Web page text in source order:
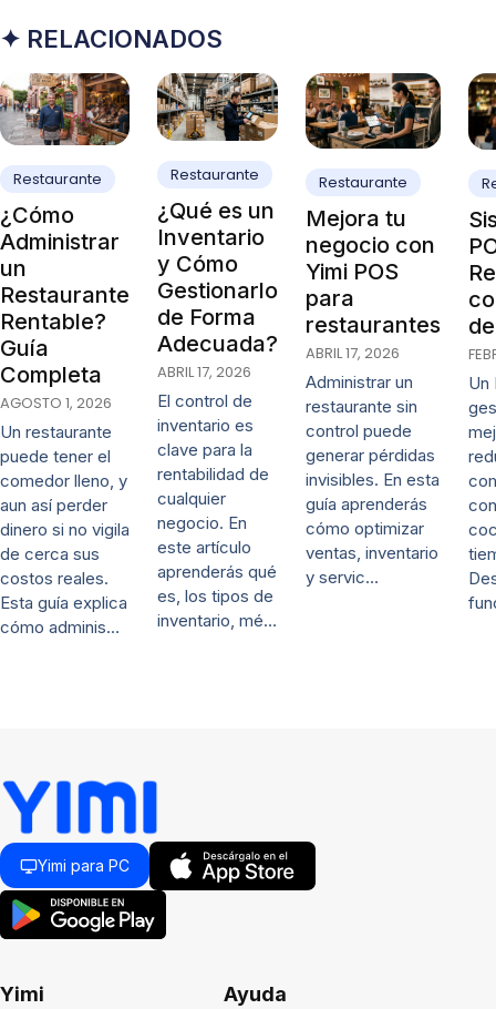
✦ RELACIONADOS
Restaurante
¿Cómo
Administrar
un
Restaurante
Rentable?
Guía
Completa
AGOSTO 1, 2026
Un restaurante
puede tener el
comedor lleno, y
aun así perder
dinero si no vigila
de cerca sus
costos reales.
Esta guía explica
cómo adminis…
Restaurante
¿Qué es un
Inventario
y Cómo
Gestionarlo
de Forma
Adecuada?
ABRIL 17, 2026
El control de
inventario es
clave para la
rentabilidad de
cualquier
negocio. En
este artículo
aprenderás qué
es, los tipos de
inventario, mé…
Restaurante
Mejora tu
negocio con
Yimi POS
para
restaurantes
ABRIL 17, 2026
Administrar un
restaurante sin
control puede
generar pérdidas
invisibles. En esta
guía aprenderás
cómo optimizar
ventas, inventario
y servic…
Un
Yimi para PC
Yimi Ayuda